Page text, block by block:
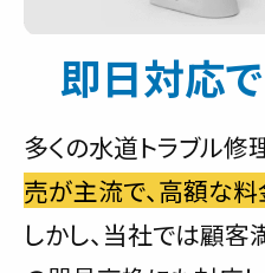
即日対応
多くの水道トラブル修
売が主流で、高額な
しかし、当社では顧